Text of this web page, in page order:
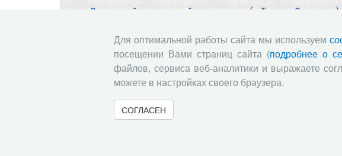
Словацкий технический университет (г. Трнава, Словакия)
« Вернуться назад
Для оптимальной работы сайта мы используем
посещении Вами страниц сайта (подробнее о
файлов, сервиса веб-аналитики и выражаете
можете в настройках своего браузера.
СОГЛАСЕН